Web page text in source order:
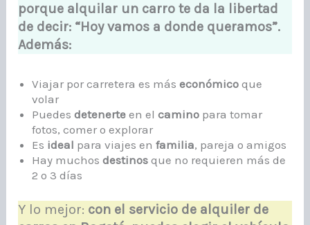
porque alquilar un carro te da la libertad
de decir: “Hoy vamos a donde queramos”.
Además:
Viajar por carretera es más económicoque
volar
Puedesdetenerteen el camino para tomar
fotos, comer o explorar
Es ideal para viajes enfamilia, pareja o amigos
Hay muchosdestinos que no requieren más de
2 o 3 días
Y lo mejor: con el servicio de alquiler de